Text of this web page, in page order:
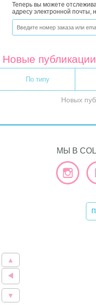
Теперь вы можете
адресу электронной почты,
Новые публикации
По типу
Новых
МЫ В
▲
▼